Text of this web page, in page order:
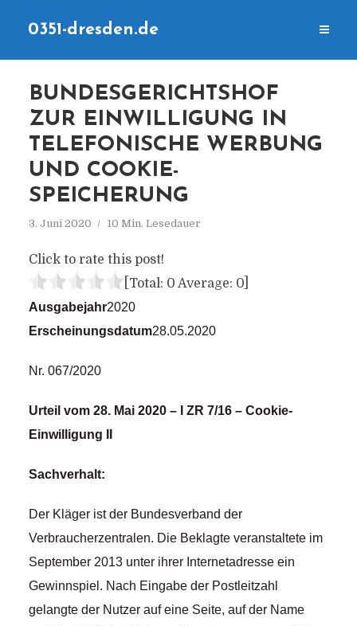
0351-dresden.de
BUNDESGERICHTSHOF
ZUR EINWILLIGUNG IN
TELEFONISCHE WERBUNG
UND COOKIE-
SPEICHERUNG
3. Juni 2020 10 Min. Lesedauer
Click to rate this post!
[Total: 0 Average: 0]
Ausgabejahr2020
Erscheinungsdatum28.05.2020
Nr. 067/2020
Urteil vom 28. Mai 2020 – I ZR 7/16 – Cookie-
Einwilligung II
Sachverhalt:
Der Kläger ist der Bundesverband der
Verbraucherzentralen. Die Beklagte veranstaltete im
September 2013 unter ihrer Internetadresse ein
Gewinnspiel. Nach Eingabe der Postleitzahl
gelangte der Nutzer auf eine Seite, auf der Name